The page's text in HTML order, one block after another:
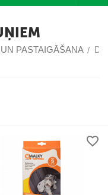
PASTAIGĀŠANA /